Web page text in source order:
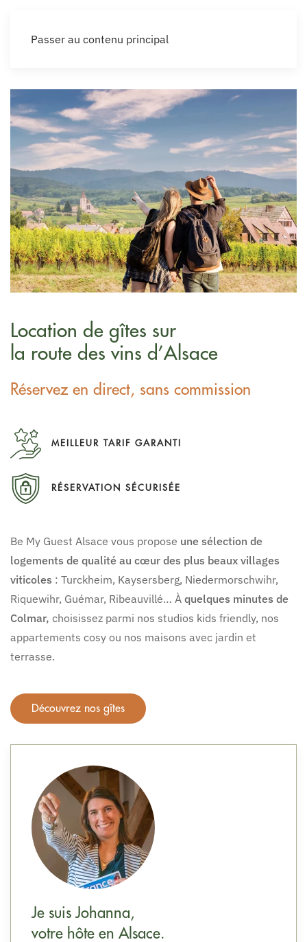
Passer au contenu principal
Location de gîtes sur
la route des vins d’Alsace
Réservez en direct, sans commission
MEILLEUR TARIF GARANTI
RÉSERVATION SÉCURISÉE
Be My Guest Alsace vous propose une sélection de
logements de qualité au cœur des plus beaux villages
viticoles : Turckheim, Kaysersberg, Niedermorschwihr,
Riquewihr, Guémar, Ribeauvillé… À quelques minutes de
Colmar, choisissez parmi nos studios kids friendly, nos
appartements cosy ou nos maisons avec jardin et
terrasse.
Découvrez nos gîtes
Je suis Johanna,
votre hôte en Alsace.